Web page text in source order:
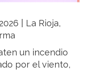
| La Rioja,
un incendio
por el viento,